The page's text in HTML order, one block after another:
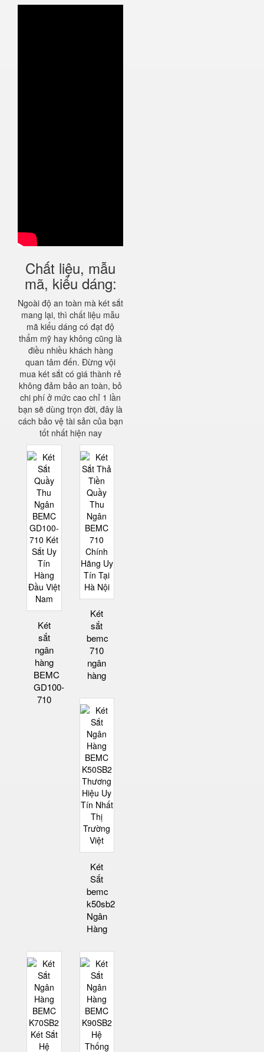
Chất liệu, mẫu
mã, kiểu dáng:
Ngoài độ an toàn mà két sắt
mang lại, thì chất liệu mẫu
mã kiểu dáng có đạt độ
thẩm mỹ hay không cũng là
điều nhiều khách hàng
quan tâm đến. Đừng vội
mua két sắt có giá thành rẻ
không đảm bảo an toàn, bỏ
chi phí ở mức cao chỉ 1 lần
bạn sẽ dùng trọn đời, đây là
cách bảo vệ tài sản của bạn
tốt nhất hiện nay
Két
sắt
ngân
hàng
BEMC
GD100-
710
Két
sắt
bemc
710
ngân
hàng
Két
Sắt
bemc
k50sb2
Ngân
Hàng